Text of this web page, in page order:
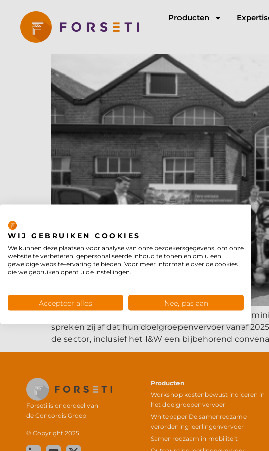
Producten
Op 31 mei ondertekenden 32 gemeenten en het
spreken zij af dat hun doelgroepenvervoer vanaf
de sector, inclusief het I&W een bijbehorend
Forseti is onderdeel van
de Concordis Groep
© Copyright 2025
Producten
Workshop kostenbewust indiceren in
het doelgroepenvervoer
Whitepaper De samenredzame
verordening leerlingenvervoer
Samenredzaam in mobiliteit
WIJ GEBRUIKEN COOKIES
We kunnen deze plaatsen voor analyse van onze bezoekersgegevens, om onze
website te verbeteren, gepersonaliseerde inhoud te tonen en om u een
geweldige website-ervaring te bieden. Voor meer informatie over de cookies
die we gebruiken opent u de instellingen.
Accepteer alles Nee, pas aan